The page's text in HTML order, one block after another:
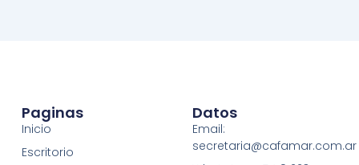
Paginas
Inicio
Escritorio
Datos
Email:
secretaria@cafamar.com.ar